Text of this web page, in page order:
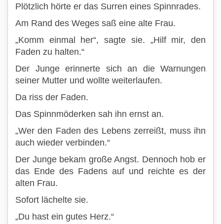
Plötzlich hörte er das Surren eines Spinnrades.
Am Rand des Weges saß eine alte Frau.
„Komm einmal her“, sagte sie. „Hilf mir, den
Faden zu halten.“
Der Junge erinnerte sich an die Warnungen
seiner Mutter und wollte weiterlaufen.
Da riss der Faden.
Das Spinnmöderken sah ihn ernst an.
„Wer den Faden des Lebens zerreißt, muss ihn
auch wieder verbinden.“
Der Junge bekam große Angst. Dennoch hob er
das Ende des Fadens auf und reichte es der
alten Frau.
Sofort lächelte sie.
„Du hast ein gutes Herz.“